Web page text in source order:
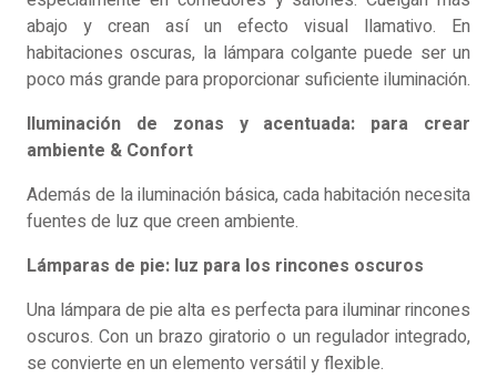
abajo y crean así un efecto visual llamativo. En
habitaciones oscuras, la lámpara colgante puede ser un
poco más grande para proporcionar suficiente iluminación.
Iluminación de zonas y acentuada: para crear
ambiente & Confort
Además de la iluminación básica, cada habitación necesita
fuentes de luz que creen ambiente.
Lámparas de pie: luz para los rincones oscuros
Una lámpara de pie alta es perfecta para iluminar rincones
oscuros. Con un brazo giratorio o un regulador integrado,
se convierte en un elemento versátil y flexible.